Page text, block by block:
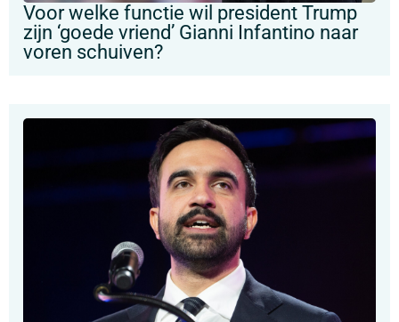
Voor welke functie wil president Trump
zijn ‘goede vriend’ Gianni Infantino naar
voren schuiven?